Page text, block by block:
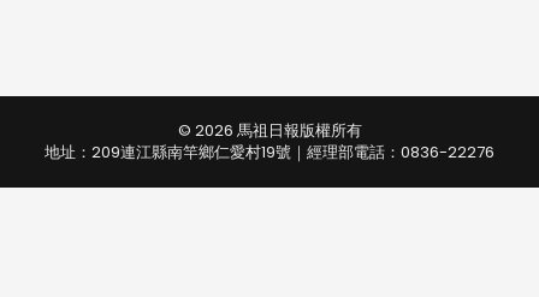
© 2026 馬祖日報版權所有
地址：209連江縣南竿鄉仁愛村19號｜經理部電話：0836-22276